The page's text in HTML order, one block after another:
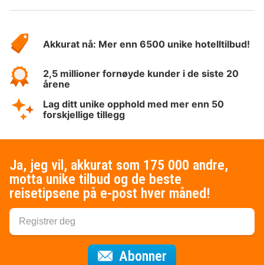
Hotelspecials
Akkurat nå: Mer enn 6500 unike hotelltilbud!
2,5 millioner fornøyde kunder i de siste 20
årene
Lag ditt unike opphold med mer enn 50
forskjellige tillegg
Ja, jeg vil, akkurat som 175 000 andre,
motta unike tilbud og de beste
reisetipsene på e-post hver måned!
Abonner